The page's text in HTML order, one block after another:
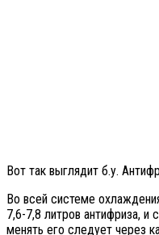
Вот так выглядит б.у.
Во всей системе
7,6-7,8 литров антифриза, и
менять его следует через